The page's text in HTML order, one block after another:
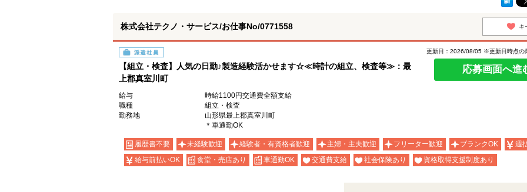
株式会社テクノ・サービス/お仕事No/0771558 キ
派遣社員
【組立・検査】人気の日勤♪製造経験活かせます☆≪時計の組立、検査等≫：最
上郡真室川町
更新日：2026/08/05 ※更新日時点の
応募画面へ進
給与
時給1100円交通費全額支給
職種
組立・検査
勤務地
山形県最上郡真室川町
＊車通勤OK
履歴書不要 未経験歓迎 経験者・有資格者歓迎 主婦・主夫歓迎 フリーター歓迎 ブランクOK
週
給与前払いOK
食堂・売店あり 車通勤OK 交通費支給 社会保険あり 資格取得支援制度あり